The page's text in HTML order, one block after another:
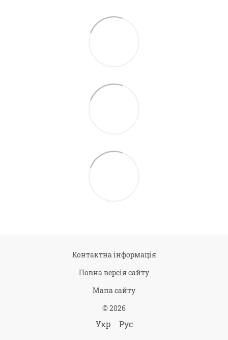
Контактна інформація
Повна версія сайту
Мапа сайту
© 2026
Укр Рус